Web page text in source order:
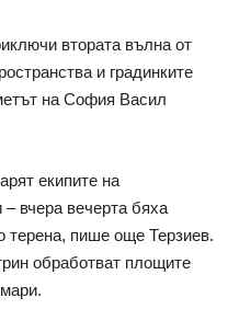
втората вълна от
и градинките
на София Васил
екипите на
вчера вечерта бяха
терена, пише още Терзиев.
обработват площите